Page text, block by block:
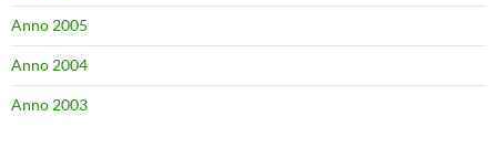
Anno 2005
Anno 2004
Anno 2003